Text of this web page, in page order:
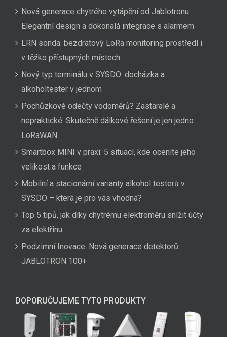
Nová generace chytrého vytápění od Jablotronu:
Elegantní design a dokonalá integrace s alarmem
LRN sonda: bezdrátový LoRa monitoring prostředí i
v těžko přístupných místech
Nový typ terminálu v SYSDO: docházka a
alkoholtester v jednom
Pochůzkové odečty vodoměrů? Zastaralé a
nepraktické. Skutečně dálkové řešení je jen jedno:
LoRaWAN
Smartbox MINI v praxi: 5 situací, kde oceníte jeho
velikost a funkce
Mobilní a stacionární varianty alkohol testerů v
SYSDO – která je pro vás vhodná?
Top 5 tipů, jak díky chytrému elektroměru snížit účty
za elektřinu
Podzimní Inovace: Nová generace detektorů
JABLOTRON 100+
DOPORUČUJEME TYTO PRODUKTY